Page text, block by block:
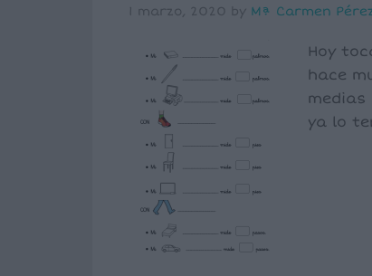
1 marzo, 2020 by Mª Carmen
Hoy
hace
medias
ya lo